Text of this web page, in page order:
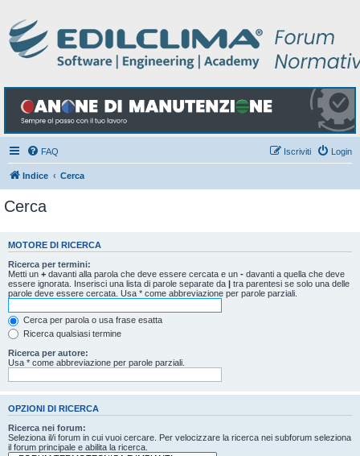
FAQ Login
Iscriviti
Indice Cerca
Cerca
MOTORE DI RICERCA
Ricerca per termini:
Metti un + davanti alla parola che deve essere cercata e un - davanti a quella che deve
essere ignorata. Inserisci una lista di parole separate da | tra parentesi se solo una delle
parole deve essere cercata. Usa * come abbreviazione per parole parziali.
Cerca per parola o usa frase esatta
Ricerca qualsiasi termine
Ricerca per autore:
Usa * come abbreviazione per parole parziali.
OPZIONI DI RICERCA
Ricerca nei forum:
Seleziona il/i forum in cui vuoi cercare. Per velocizzare la ricerca nei subforum seleziona
il forum principale e abilita la ricerca.